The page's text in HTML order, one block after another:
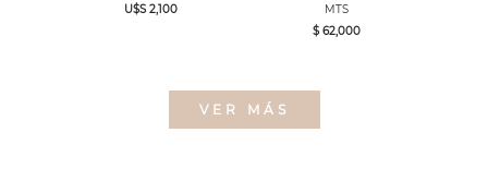
U$S 2,100
MTS
$ 62,000
VER MÁS